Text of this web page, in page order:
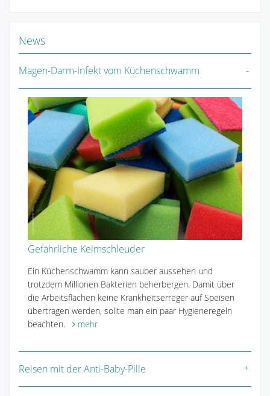
News
Magen-Darm-Infekt vom Küchenschwamm
Gefährliche Keimschleuder
Ein Küchenschwamm kann sauber aussehen und
trotzdem Millionen Bakterien beherbergen. Damit über
die Arbeitsflächen keine Krankheitserreger auf Speisen
übertragen werden, sollte man ein paar Hygieneregeln
beachten.
mehr
Reisen mit der Anti-Baby-Pille